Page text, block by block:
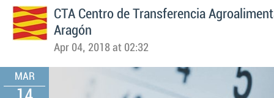
CTA Centro de Transferencia
Aragón
Apr 04, 2018 at 02:32
MAR